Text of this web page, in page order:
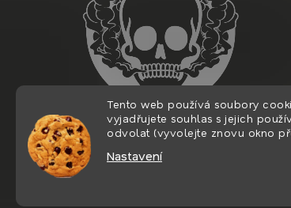
Tento web používá soubory
vyjadřujete souhlas s jejich
odvolat (vyvolejte znovu okno
Nastavení
Copyright 2026 .